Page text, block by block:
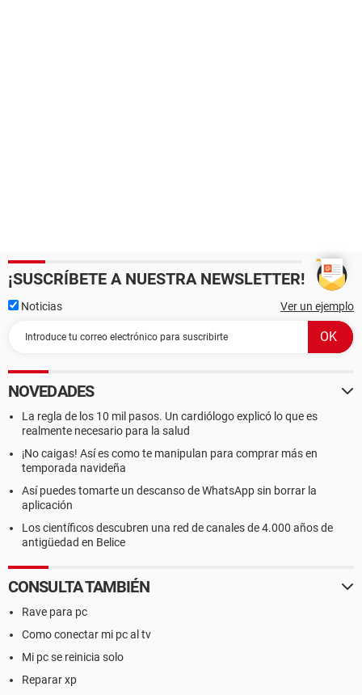
¡SUSCRÍBETE A NUESTRA NEWSLETTER!
Noticias Ver un ejemplo
NOVEDADES
La regla de los 10 mil pasos. Un cardiólogo explicó lo que es
realmente necesario para la salud
¡No caigas! Así es como te manipulan para comprar más en
temporada navideña
Así puedes tomarte un descanso de WhatsApp sin borrar la
aplicación
Los científicos descubren una red de canales de 4.000 años de
antigüedad en Belice
CONSULTA TAMBIÉN
Rave para pc
Como conectar mi pc al tv
Mi pc se reinicia solo
Reparar xp